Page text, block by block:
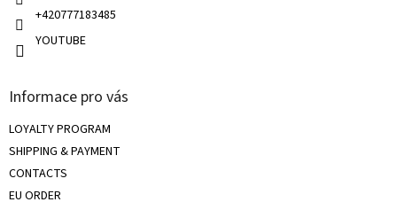
+420777183485
YOUTUBE
Informace pro vás
LOYALTY PROGRAM
SHIPPING & PAYMENT
CONTACTS
EU ORDER